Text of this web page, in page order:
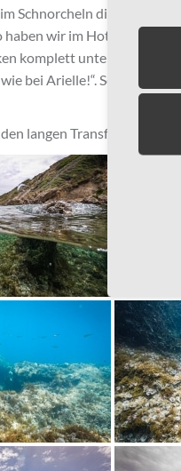
Schnorcheln die Luft
haben wir im Hotelshop
komplett unter Wasser
bei Arielle!“. Schade,
langen Transfer –